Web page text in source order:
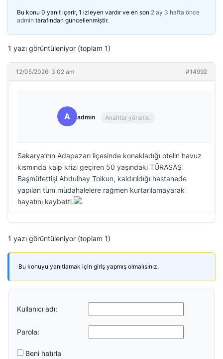
Bu konu 0 yanıt içerir, 1 izleyen vardır ve en son 2 ay 3 hafta önce
admin tarafından güncellenmiştir.
1 yazı görüntüleniyor (toplam 1)
12/05/2026: 3:02 am #14992
A admin Anahtar yönetici
Sakarya’nın Adapazarı ilçesinde konakladığı otelin havuz
kısmında kalp krizi geçiren 50 yaşındaki TÜRASAŞ
Başmüfettişi Abdulhay Tolkun, kaldırıldığı hastanede
yapılan tüm müdahalelere rağmen kurtarılamayarak
hayatını kaybetti.
1 yazı görüntüleniyor (toplam 1)
Bu konuyu yanıtlamak için giriş yapmış olmalısınız.
Kullanıcı adı:
Parola:
Beni hatırla